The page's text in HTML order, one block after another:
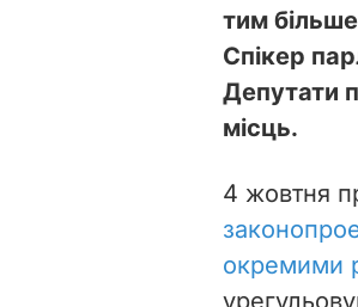
тим
Спікер
Депутати
місць.
4 жовтня
окремими